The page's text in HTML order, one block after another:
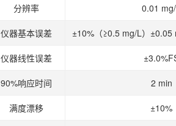
分辨率 0.01
仪器基本误差 ±10%（≥0.5 mg/L）
仪器线性误差
90%响应时间 2 min
满度漂移 ±10%